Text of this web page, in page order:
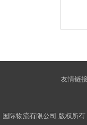
友情链接
际物流有限公司 版权所